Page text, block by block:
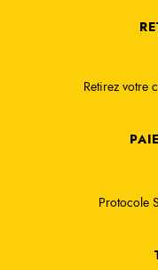
Retirez votre
Protocole